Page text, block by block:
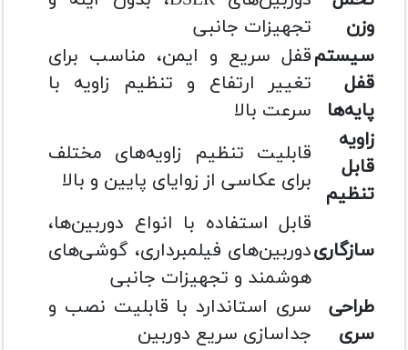
وزن
تجهیزات جانبی
سیستم
قفل
پایه‌ها
قفل سریع و ایمن، مناسب برای
تغییر ارتفاع و تنظیم زاویه با
سرعت بالا
زاویه
قابل
تنظیم
قابلیت تنظیم زاویه‌های مختلف
برای عکاسی از زوایای پایین و بالا
سازگاری
قابل استفاده با انواع دوربین‌ها،
دوربین‌های فیلمبرداری، گوشی‌های
هوشمند و تجهیزات جانبی
طراحی
سری
سری استاندارد با قابلیت نصب و
جداسازی سریع دوربین